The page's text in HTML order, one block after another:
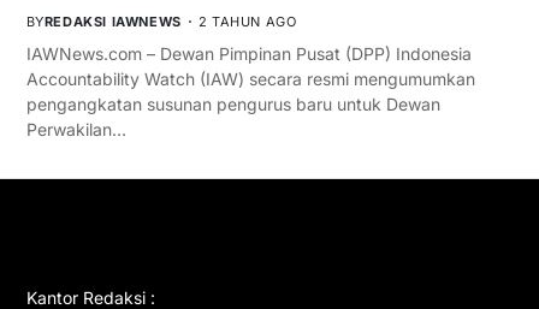
BYREDAKSI IAWNEWS 2 TAHUN AGO
IAWNews.com – Dewan Pimpinan Pusat (DPP) Indonesia
Accountability Watch (IAW) secara resmi mengumumkan
pengangkatan susunan pengurus baru untuk Dewan
Perwakilan…
Kantor Redaksi :